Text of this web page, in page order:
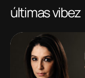
últimas vibez